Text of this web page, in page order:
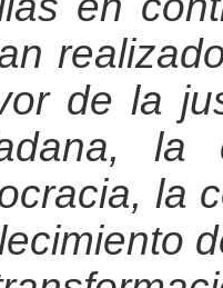
de la
la
la